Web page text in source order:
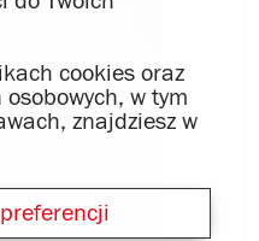
cookies oraz
w tym
znajdziesz w